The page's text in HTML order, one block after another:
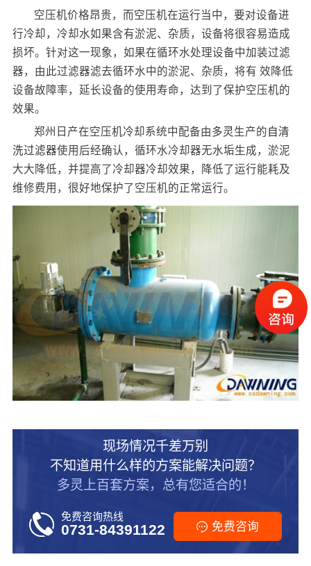
空压机价格昂贵，而空压机在运行当中，要对设备进
行冷却，冷却水如果含有淤泥、杂质，设备将很容易造成
损坏。针对这一现象，如果在循环水处理设备中加装过滤
器，由此过滤器滤去循环水中的淤泥、杂质，将有 效降低
设备故障率，延长设备的使用寿命，达到了保护空压机的
效果。
郑州日产在空压机冷却系统中配备由多灵 生产的自清
洗过滤器使用后经确认，循环水冷却器无水垢生成，淤泥
大大降低，并提高了冷却器冷却效果，降低了运行能耗及
维修费用，很好地保护了空压机的正常运行。
现场情况千差万别
不知道用什么样的方案能解决问题？
多灵上百套方案，总有您适合的！
免费咨询热线
0731-84391122 免费咨询